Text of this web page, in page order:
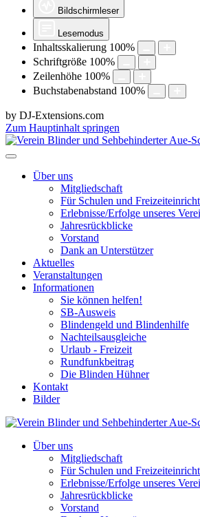
Bildschirmleser
Lesemodus
Inhaltsskalierung 100%
Schriftgröße 100%
Zeilenhöhe 100%
Buchstabenabstand 100%
by DJ-Extensions.com
Zum Hauptinhalt springen
Über uns
Mitgliedschaft
Für Schulen und
Erlebnisse/Erfolge unseres
Jahresrückblicke
Vorstand
Dank an Unterstützer
Aktuelles
Veranstaltungen
Informationen
Sie können helfen!
SB-Ausweis
Blindengeld und Blindenhilfe
Nachteilsausgleiche
Urlaub - Freizeit
Rundfunkbeitrag
Die Blinden Hühner
Kontakt
Bilder
Über uns
Mitgliedschaft
Für Schulen und
Erlebnisse/Erfolge unseres
Jahresrückblicke
Vorstand